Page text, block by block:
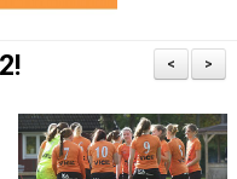
>
<